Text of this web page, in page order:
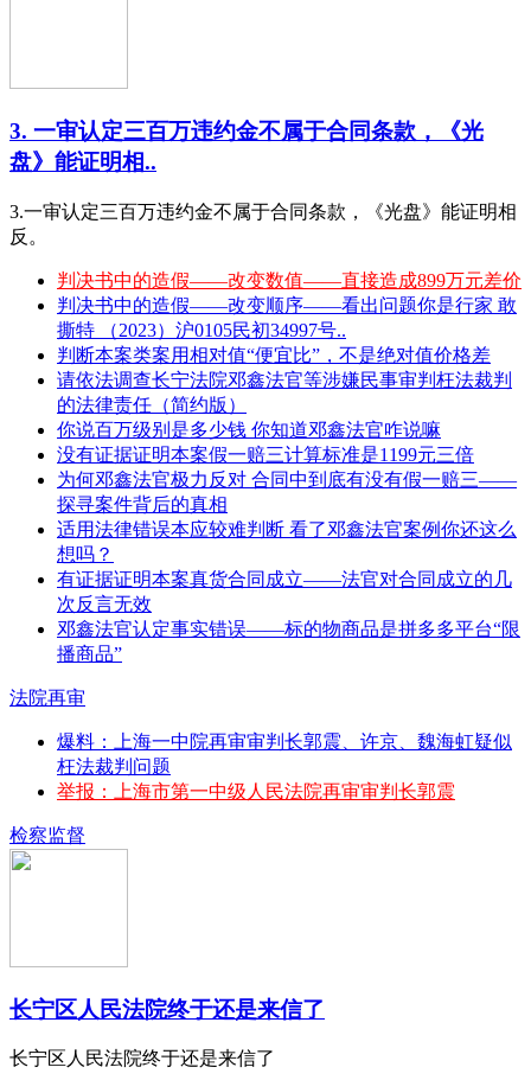
3. 一审认定三百万违约金不属于合同条款，《光
盘》能证明相..
3.一审认定三百万违约金不属于合同条款，《光盘》能证明相
反。
判决书中的造假——改变数值——直接造成899万元差价
判决书中的造假——改变顺序——看出问题你是行家 敢
撕特 （2023）沪0105民初34997号..
判断本案类案用相对值“便宜比”，不是绝对值价格差
请依法调查长宁法院邓鑫法官等涉嫌民事审判枉法裁判
的法律责任（简约版）
你说百万级别是多少钱 你知道邓鑫法官咋说嘛
没有证据证明本案假一赔三计算标准是1199元三倍
为何邓鑫法官极力反对 合同中到底有没有假一赔三——
探寻案件背后的真相
适用法律错误本应较难判断 看了邓鑫法官案例你还这么
想吗？
有证据证明本案真货合同成立——法官对合同成立的几
次反言无效
邓鑫法官认定事实错误——标的物商品是拼多多平台“限
播商品”
法院再审
爆料：上海一中院再审审判长郭震、许京、魏海虹疑似
枉法裁判问题
举报：上海市第一中级人民法院再审审判长郭震
检察监督
长宁区人民法院终于还是来信了
长宁区人民法院终于还是来信了